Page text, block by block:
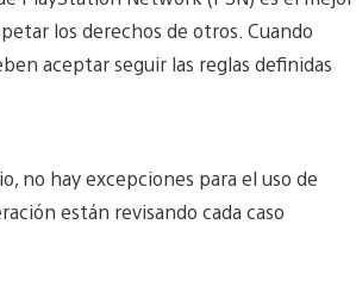
los derechos de otros. Cuando
aceptar seguir las reglas definidas
no hay excepciones para el uso de
están revisando cada caso